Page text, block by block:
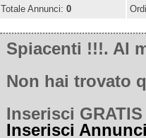
Totale Annunci: 0
Spiacenti !!!. Al
Non hai trovato
Inserisci
Inserisci